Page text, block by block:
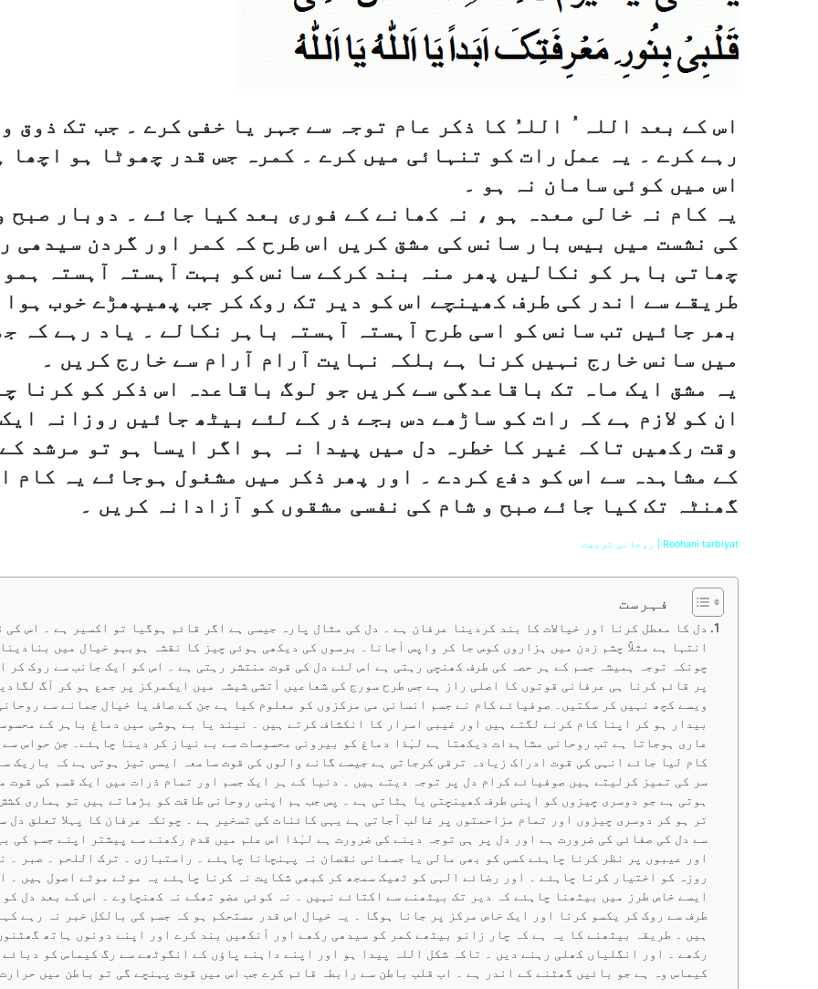
اس کے بعد اللہ ُ اللہُ کا ذکر عام توجہ سے جہر یا خفی کرے ۔ جب تک ذوق
رہے کرے ۔ یہ عمل رات کو تنہائی میں کرے ۔ کمرہ جس قدر چھوٹا ہو اچھا
اس میں کوئی سامان نہ ہو ۔
یہ کام نہ خالی معدہ ہو ، نہ کھانے کے فوری بعد کیا جائے ۔ دوبار صبح
کی نشست میں بیس بار سانس کی مشق کریں اس طرح کہ کمر اور گردن سیدھی
چھاتی باہر کو نکالیں پھر منہ بند کرکے سانس کو بہت آہستہ آہستہ
طریقے سے اندر کی طرف کھینچے اس کو دیر تک روک کر جب پھیپھڑے خوب ہوا
بھر جائیں تب سانس کو اسی طرح آہستہ آہستہ باہر نکالے ۔ یاد رہے کہ
میں سانس خارج نہیں کرنا ہے بلکہ نہایت آرام آرام سے خارج کریں ۔
یہ مشق ایک ماہ تک باقاعدگی سے کریں جو لوگ باقاعدہ اس ذکر کو کرنا
ان کو لازم ہے کہ رات کو ساڑھے دس بجے ذر کے لئے بیٹھ جائیں روزانہ
وقت رکھیں تاکہ غیر کا خطرہ دل میں پیدا نہ ہو اگر ایسا ہو تو مرشد
کے مشاہدہ سے اس کو دفع کردے ۔ اور پھر ذکر میں مشغول ہوجائے یہ کام
گھنٹہ تک کیا جائے صبح و شام کی نفسی مشقوں کو آزادانہ کریں ۔
Roohani tarbiyat | روحانی تربیت
فہرست
دل کا معطل کرنا اور خیالات کا بند کردینا عرفان ہے ۔ دل کی مثال پارہ جیسی ہے اگر قائم ہوگیا تو اکسیر ہے ۔ اس کی
انتہا ہے مثلاً چشم زدن میں ہزاروں کوس جا کر واپس آجانا۔ برسوں کی دیکھی ہوئی چیز کا نقشہ ہوبہو خیال میں
چونکہ توجہ ہمیشہ جسم کے ہر حصہ کی طرف کھنچی رہتی ہے اس لئے دل کی قوت منتشر رہتی ہے ۔ اس کو ایک جانب سے روک کر
پر قائم کرنا ہی عرفانی قوتوں کا اصلی راز ہے جس طرح سورج کی شعاعیں آتشی شیشہ میں ایکمرکز پر جمع ہو کر آگ
ویسے کچھ نہیں کر سکتیں۔ صوفیائے کام نے جسم انسانی می مرکزوں کو معلوم کیا ہے جن کے صاف یا خیال جمانے سے
بیدار ہو کر اپنا کام کرنے لگتے ہیں اور غیبی اسرار کا انکشاف کرتے ہیں ۔ نیند یا بے ہوشی میں دماغ باہر کے
عاری ہوجاتا ہے تب روحانی مشاہدات دیکھتا ہے لہٰذا دماغ کو بیرونی محسوسات سے بے نیاز کر دینا چاہئے۔ جن حواس سے
کام لیا جائے انہی کی قوت ادراک زیادہ ترقی کرجاتی ہے جیسے گانے والوں کی قوت سامعہ ایسی تیز ہوتی ہے کہ باریک
سر کی تمیز کرلیتے ہیں صوفیائے کرام دل پر توجہ دیتے ہیں ۔ دنیا کے ہر ایک جسم اور تمام ذرات میں ایک قسم کی قوت
ہوتی ہے جو دوسری چیزوں کو اپنی طرف کھینچتی یا ہٹاتی ہے ۔ پس جب ہم اپنی روحانی طاقت کو بڑھاتے ہیں تو ہماری
تر ہو کر دوسری چیزوں اور تمام مزاحمتوں پر غالب آجاتی ہے یہی کائنات کی تسخیر ہے ۔ چونکہ عرفان کا پہلا تعلق دل
سے دل کی صفائی کی ضرورت ہے اور دل پر ہی توجہ دینے کی ضرورت ہے لہٰذا اس علم میں قدم رکھنے سے پیشتر اپنے جسم کی
اور عیبوں پر نظر کرنا چاہئے کسی کو بھی مالی یا جسمانی نقصان نہ پہنچانا چاہئے ۔ راستبازی ۔ ترک اللحم ۔ صبر ۔
روزہ کو اختیار کرنا چاہئے ۔ اور رضائے الہی کو ٹھیک سمجھ کر کبھی شکایت نہ کرنا چاہئے یہ موٹے موٹے اصول ہیں ۔
ایسے خاص طرز میں بیٹھنا چاہئے کہ دیر تک بیٹھنے سے اکتائے نہیں ۔ نہ کوئی عضو تھکے نہ کھنچاوے ۔ اس کے بعد دل کو
طرف سے روک کر یکسو کرنا اور ایک خاص مرکز پر جانا ہوگا ۔ یہ خیال اس قدر مستحکم ہو کہ جسم کی بالکل خبر نہ رہے
ہیں ۔ طریقہ بیٹھنے کا یہ ہے کہ چار زانو بیٹھے کمر کو سیدھی رکھے اور آنکھیں بند کرے اور اپنے دونوں ہاتھ
رکھے ۔ اور انگلیاں کھلی رہنے دیں ۔ تاکہ شکل اللہ پیدا ہو اور اپنے داہنے پاؤں کے انگوٹھے سے رگ کیماس کو دبائے
کیماس وہ ہے جو بائیں گھٹنے کے اندر ہے ۔ اب قلب باطن سے رابطہ قائم کرے جب اس میں قوت پہنچے گی تو باطن میں حرارت